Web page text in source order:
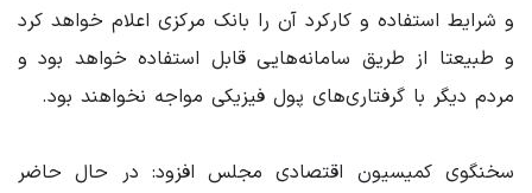
و شرایط استفاده و کارکرد آن را بانک مرکزی اعلام خواهد کرد
و طبیعتا از طریق سامانه‌هایی قابل استفاده خواهد بود و
مردم دیگر با گرفتاری‌های پول فیزیکی مواجه نخواهند بود.
سخنگوی کمیسیون اقتصادی مجلس افزود: در حال حاضر